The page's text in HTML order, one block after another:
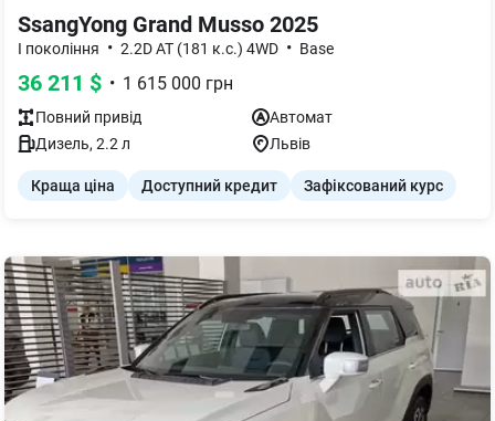
SsangYong Grand Musso 2025
I покоління • 2.2D AT (181 к.с.) 4WD • Base
36 211 $ • 1 615 000 грн
Повний привід
Автомат
Дизель, 2.2 л Львів
Краща ціна Доступний кредит Зафіксований курс